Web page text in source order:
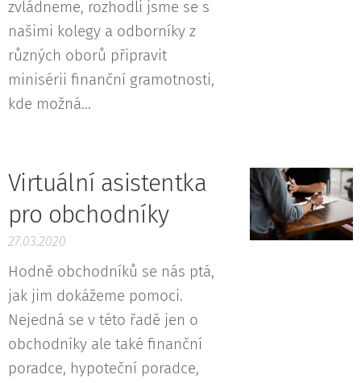
zvládneme, rozhodli jsme se s
našimi kolegy a odborníky z
různých oborů připravit
minisérii finanční gramotnosti,
kde možná...
Virtuální asistentka
pro obchodníky
27.03.2020
Hodně obchodníků se nás ptá,
jak jim dokážeme pomoci.
Nejedná se v této řadě jen o
obchodníky ale také finanční
poradce, hypoteční poradce,